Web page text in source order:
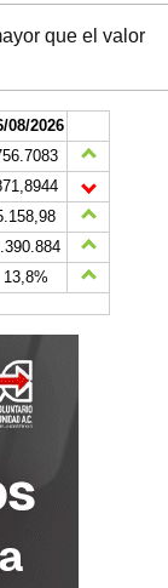
que el valor
08/2026
13,8%